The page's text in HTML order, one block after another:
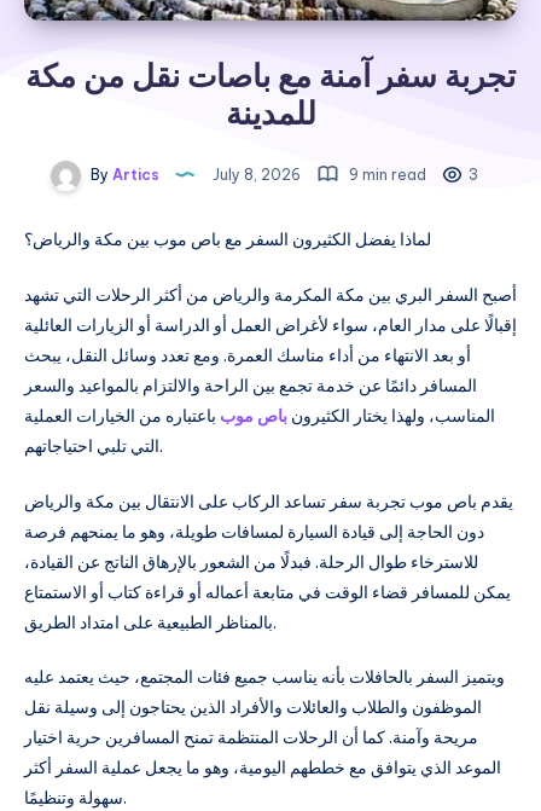
تجربة سفر آمنة مع باصات نقل من مكة
للمدينة
By Artics July 8, 2026 9 min read 3
لماذا يفضل الكثيرون السفر مع باص موب بين مكة والرياض؟
أصبح السفر البري بين مكة المكرمة والرياض من أكثر الرحلات التي تشهد
إقبالًا على مدار العام، سواء لأغراض العمل أو الدراسة أو الزيارات العائلية
أو بعد الانتهاء من أداء مناسك العمرة. ومع تعدد وسائل النقل، يبحث
المسافر دائمًا عن خدمة تجمع بين الراحة والالتزام بالمواعيد والسعر
المناسب، ولهذا يختار الكثيرون باص موب باعتباره من الخيارات العملية
التي تلبي احتياجاتهم.
يقدم باص موب تجربة سفر تساعد الركاب على الانتقال بين مكة والرياض
دون الحاجة إلى قيادة السيارة لمسافات طويلة، وهو ما يمنحهم فرصة
للاسترخاء طوال الرحلة. فبدلًا من الشعور بالإرهاق الناتج عن القيادة،
يمكن للمسافر قضاء الوقت في متابعة أعماله أو قراءة كتاب أو الاستمتاع
بالمناظر الطبيعية على امتداد الطريق.
ويتميز السفر بالحافلات بأنه يناسب جميع فئات المجتمع، حيث يعتمد عليه
الموظفون والطلاب والعائلات والأفراد الذين يحتاجون إلى وسيلة نقل
مريحة وآمنة. كما أن الرحلات المنتظمة تمنح المسافرين حرية اختيار
الموعد الذي يتوافق مع خططهم اليومية، وهو ما يجعل عملية السفر أكثر
سهولة وتنظيمًا.